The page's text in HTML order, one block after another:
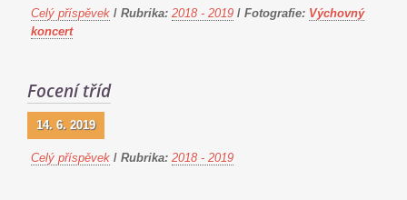
Celý příspěvek / Rubrika: 2018 - 2019 / Fotografie: Výchovný
koncert
Focení tříd
14. 6. 2019
Celý příspěvek / Rubrika: 2018 - 2019